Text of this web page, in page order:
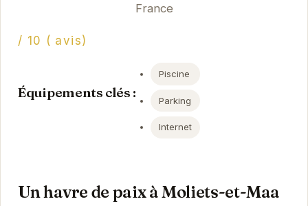
France
/ 10 ( avis)
Équipements clés :
Piscine
Parking
Internet
Un havre de paix à Moliets-et-Maa